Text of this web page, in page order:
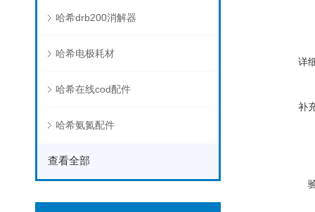
哈希drb200消解器
哈希电极耗材
哈希在线cod配件
哈希氨氮配件
查看全部
详
补